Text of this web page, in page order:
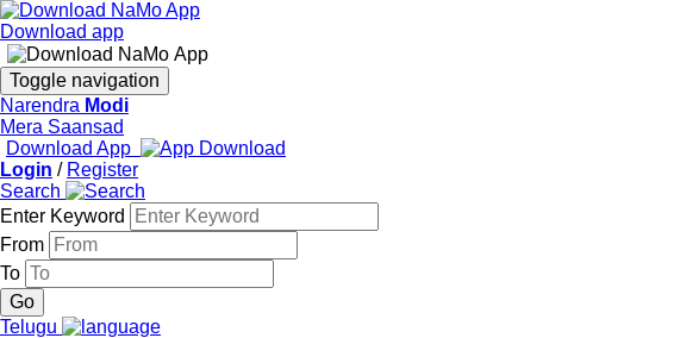
Download app
Toggle navigation
Narendra Modi
Mera Saansad
Download App
Login / Register
Search
Enter Keyword
From
To
Telugu